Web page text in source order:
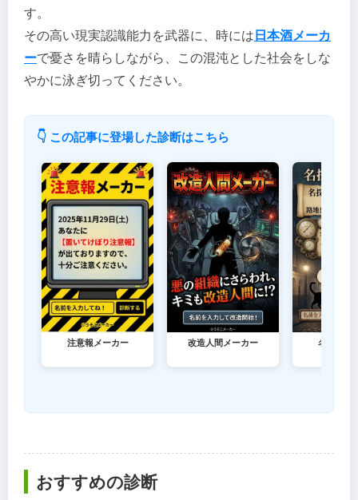
す。
その高い現実認識能力を武器に、時には日本酒メーカ
ーで憂さを晴らしながら、この混沌とした社会をしな
やかに泳ぎ切ってください。
👇 この記事に登場した診断はこちら
注意報メーカー 改造人間メーカー 名探偵メ
おすすめの診断